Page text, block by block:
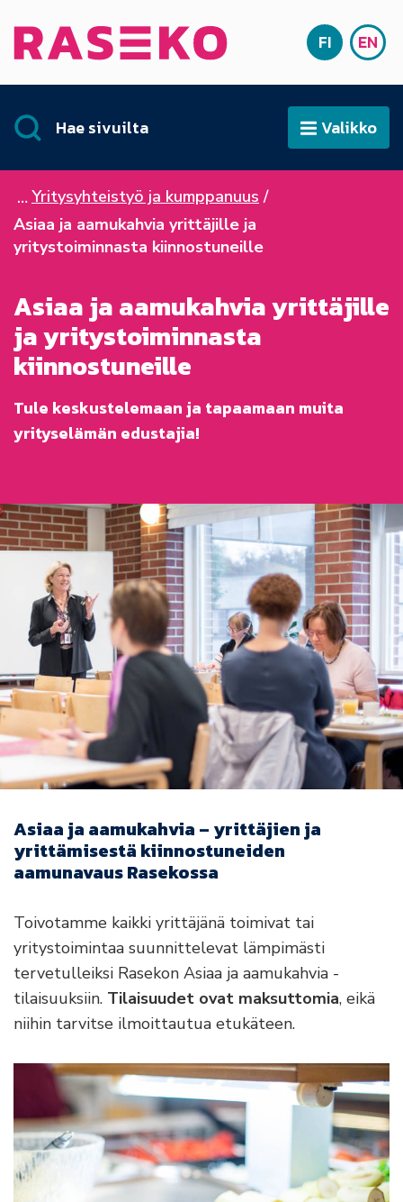
Etusivu SUOMI
FI EN
Hae sivuilta AvaaValikko
Yritysyhteistyö ja kumppanuus
Asiaa ja aamukahvia yrittäjille ja
yritystoiminnasta kiinnostuneille
Asiaa ja aamukahvia yrittäjille
ja yritystoiminnasta
kiinnostuneille
Tule keskustelemaan ja tapaamaan muita
yrityselämän edustajia!
Asiaa ja aamukahvia – yrittäjien ja
yrittämisestä kiinnostuneiden
aamunavaus Rasekossa
Toivotamme kaikki yrittäjänä toimivat tai
yritystoimintaa suunnittelevat lämpimästi
tervetulleiksi Rasekon Asiaa ja aamukahvia -
tilaisuuksiin. Tilaisuudet ovat maksuttomia, eikä
niihin tarvitse ilmoittautua etukäteen.